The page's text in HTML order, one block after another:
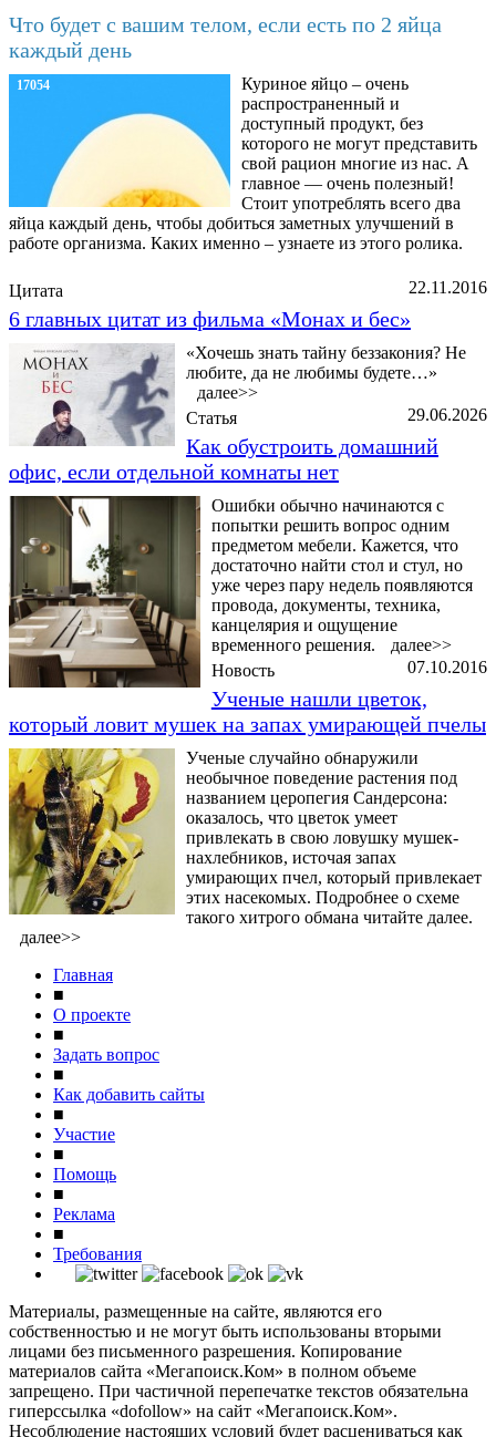
Что будет с вашим телом, если есть по 2 яйца
каждый день
17054
Куриное яйцо – очень
распространенный и
доступный продукт, без
которого не могут представить
свой рацион многие из нас. А
главное — очень полезный!
Стоит употреблять всего два
яйца каждый день, чтобы добиться заметных улучшений в
работе организма. Каких именно – узнаете из этого ролика.
22.11.2016
Цитата
6 главных цитат из фильма «Монах и бес»
«Хочешь знать тайну беззакония? Не
любите, да не любимы будете…»
далее>>
29.06.2026
Статья
Как обустроить домашний
офис, если отдельной комнаты нет
Ошибки обычно начинаются с
попытки решить вопрос одним
предметом мебели. Кажется, что
достаточно найти стол и стул, но
уже через пару недель появляются
провода, документы, техника,
канцелярия и ощущение
временного решения.
далее>>
07.10.2016
Новость
Ученые нашли цветок,
который ловит мушек на запах умирающей пчелы
Ученые случайно обнаружили
необычное поведение растения под
названием церопегия Сандерсона:
оказалось, что цветок умеет
привлекать в свою ловушку мушек-
нахлебников, источая запах
умирающих пчел, который привлекает
этих насекомых. Подробнее о схеме
такого хитрого обмана читайте далее.
далее>>
Главная
■
О проекте
■
Задать вопрос
■
Как добавить сайты
■
Участие
■
Помощь
■
Реклама
■
Требования
Материалы, размещенные на сайте, являются его
собственностью и не могут быть использованы вторыми
лицами без письменного разрешения. Копирование
материалов сайта «Мегапоиск.Ком» в полном объеме
запрещено. При частичной перепечатке текстов обязательна
гиперссылка «dofollow» на сайт «Мегапоиск.Ком».
Несоблюдение настоящих условий будет расцениваться как